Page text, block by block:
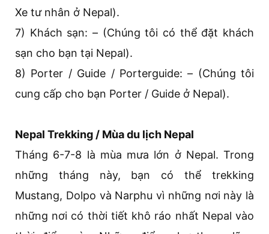
Xe tư nhân ở Nepal).
7) Khách sạn: – (Chúng tôi có thể đặt khách
sạn cho bạn tại Nepal).
8) Porter / Guide / Porterguide: – (Chúng tôi
cung cấp cho bạn Porter / Guide ở Nepal).
Nepal Trekking / Mùa du lịch Nepal
Tháng 6-7-8 là mùa mưa lớn ở Nepal. Trong
những tháng này, bạn có thể trekking
Mustang, Dolpo và Narphu vì những nơi này là
những nơi có thời tiết khô ráo nhất Nepal vào